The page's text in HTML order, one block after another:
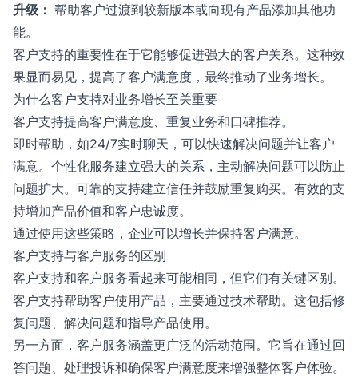
升级： 帮助客户过渡到较新版本或向现有产品添加其他功
能。
客户支持的重要性在于它能够促进强大的客户关系。这种效
果显而易见，提高了客户满意度，最终推动了业务增长。
为什么客户支持对业务增长至关重要
客户支持提高客户满意度、重复业务和口碑推荐。
即时帮助，如24/7实时聊天，可以快速解决问题并让客户
满意。个性化服务建立强大的关系，主动解决问题可以防止
问题扩大。可靠的支持建立信任并鼓励重复购买。有效的支
持增加产品价值和客户忠诚度。
通过使用这些策略，企业可以增长并保持客户满意。
客户支持与客户服务的区别
客户支持和客户服务看起来可能相同，但它们有关键区别。
客户支持帮助客户使用产品，主要通过技术帮助。这包括修
复问题、解决问题和指导产品使用。
另一方面，客户服务涵盖更广泛的活动范围。它旨在通过回
答问题、处理投诉和确保客户满意度来增强整体客户体验。